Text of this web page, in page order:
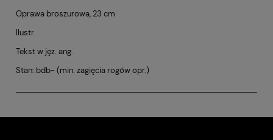
Oprawa broszurowa, 23 cm
Ilustr.
Tekst w jęz. ang.
Stan: bdb- (min. zagięcia rogów opr.)